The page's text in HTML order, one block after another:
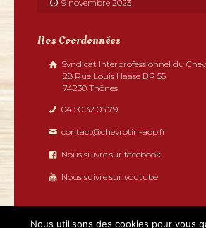
9 novembre 2023
Nos Coordonnées
Syndicat Interprofessionnel du
28 Rue Louis Haase BP 55
74230 Thônes
04 50 32 05 79
contact@chevrotin-aop.fr
Nous suivre sur facebook
Nous suivre sur youtube
Nous utilisons des cookies pour vous